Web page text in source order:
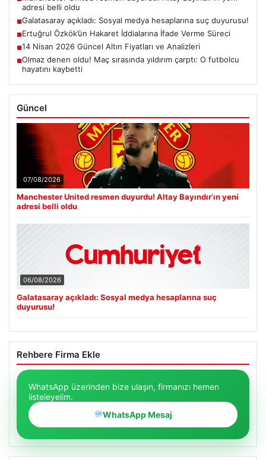
adresi belli oldu
■Galatasaray açıkladı: Sosyal medya hesaplarına suç duyurusu!
■Ertuğrul Özkök’ün Hakaret İddialarına İfade Verme Süreci
■14 Nisan 2026 Güncel Altın Fiyatları ve Analizleri
■Olmaz denen oldu! Maç sırasında yıldırım çarptı: O futbolcu
hayatını kaybetti
Güncel
07/08/2026
Manchester United resmen duyurdu! Altay Bayındır’ın yeni
adresi belli oldu
06/08/2026
Galatasaray açıkladı: Sosyal medya hesaplarına suç
duyurusu!
Rehbere Firma Ekle
WhatsApp üzerinden bize ulaşın, firmanızı hemen
listeleyelim.
WhatsApp Mesaj